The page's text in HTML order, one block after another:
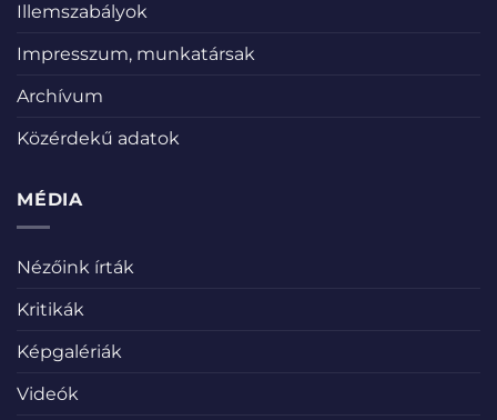
Illemszabályok
Impresszum, munkatársak
Archívum
Közérdekű adatok
MÉDIA
Nézőink írták
Kritikák
Képgalériák
Videók